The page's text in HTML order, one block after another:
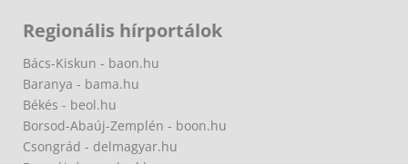
Regionális hírportálok
Bács-Kiskun - baon.hu
Baranya - bama.hu
Békés - beol.hu
Borsod-Abaúj-Zemplén - boon.hu
Csongrád - delmagyar.hu